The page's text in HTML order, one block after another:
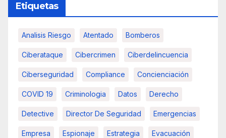
Etiquetas
Analisis Riesgo Atentado Bomberos
Ciberataque Cibercrimen Ciberdelincuencia
Ciberseguridad Compliance Concienciación
COVID 19 Criminologia Datos Derecho
Detective Director De Seguridad Emergencias
Empresa Espionaje Estrategia Evacuación